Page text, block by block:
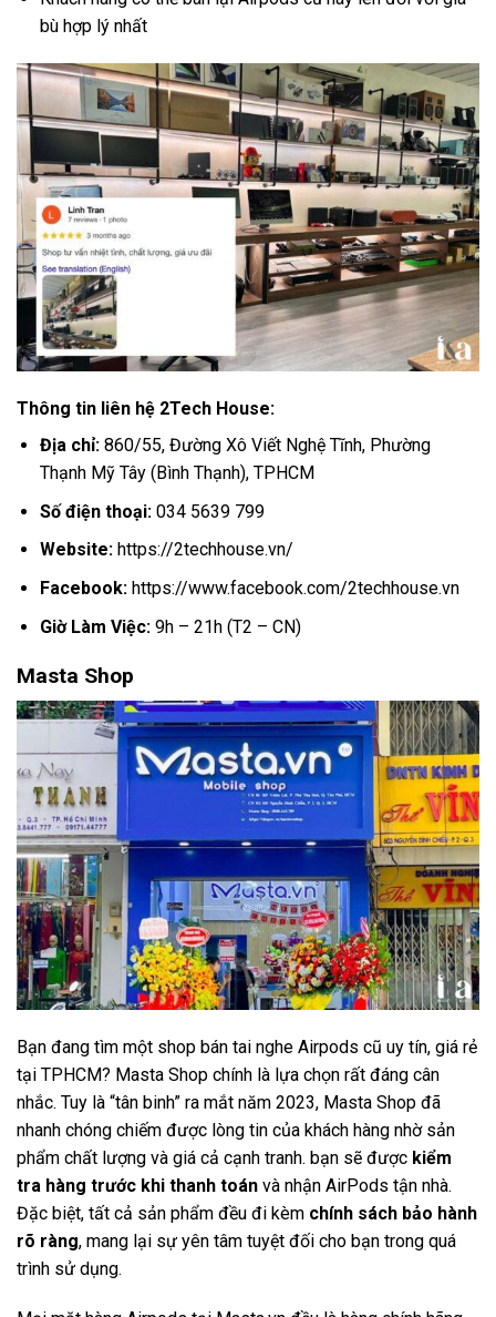
bù hợp lý nhất
Thông tin liên hệ 2Tech House:
Địa chỉ:860/55, Đường Xô Viết Nghệ Tĩnh, Phường
Thạnh Mỹ Tây (Bình Thạnh), TPHCM
Số điện thoại:034 5639 799
Website:https://2techhouse.vn/
Facebook: https://www.facebook.com/2techhouse.vn
Giờ Làm Việc:9h – 21h (T2 – CN)
Masta Shop
Bạn đang tìm một shop bán tai nghe Airpods cũ uy tín, giá rẻ
tại TPHCM? Masta Shop chính là lựa chọn rất đáng cân
nhắc. Tuy là “tân binh” ra mắt năm 2023, Masta Shop đã
nhanh chóng chiếm được lòng tin của khách hàng nhờ sản
phẩm chất lượng và giá cả cạnh tranh. bạn sẽ được kiểm
tra hàng trước khi thanh toán và nhận AirPods tận nhà.
Đặc biệt, tất cả sản phẩm đều đi kèm chính sách bảo hành
rõ ràng, mang lại sự yên tâm tuyệt đối cho bạn trong quá
trình sử dụng.